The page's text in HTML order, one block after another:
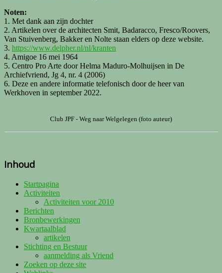
Noten:
1. Met dank aan zijn dochter
2. Artikelen over de architecten Smit, Badaracco, Fresco/Roovers,
Van Stuivenberg, Bakker en Nolte staan elders op deze website.
3. https://www.delpher.nl/nl/kranten
4. Amigoe 16 mei 1964
5. Centro Pro Arte door Helma Maduro-Molhuijsen in De
Archiefvriend, Jg 4, nr. 4 (2006)
6. Deze en andere informatie telefonisch door de heer van
Werkhoven in september 2022.
Club JPF - Weg naar Welgelegen (foto auteur)
Inhoud
Startpagina
Activiteiten
Activiteiten voor 2010
Berichten
Bronbewerkingen
Kwartaalblad
artikelen
Stichting en Bestuur
aanmelding als Vriend
Zoeken op deze site